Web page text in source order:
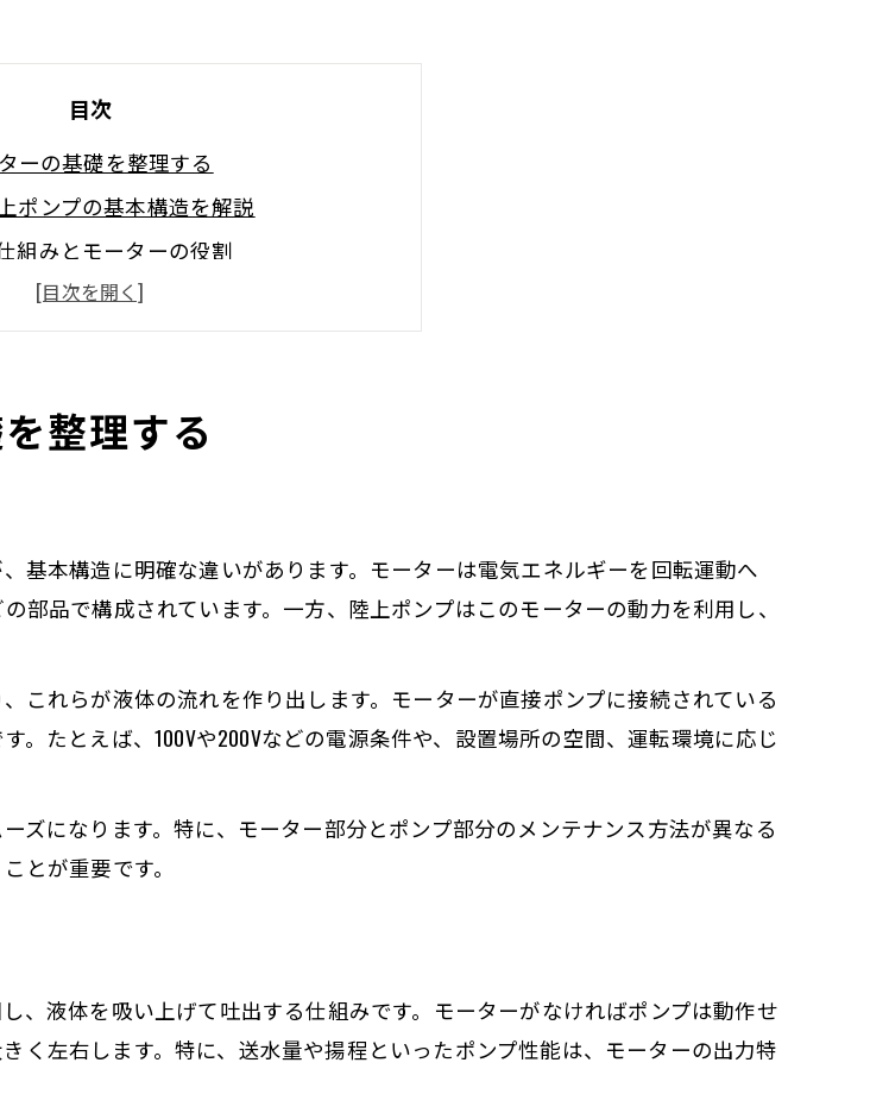
目次
ーの基礎を整理する
ポンプの基本構造を解説
組みとモーターの役割
プの違いを分かりやすく整理
何か基礎から理解する
ンプの選ぶコツ
した陸上ポンプの選び方
の電源条件と選定基準
ぶ陸上ポンプとモーター
るポンプとモーターの使い分け
違いを徹底比較
プの役割の違いを具体解説
プの構造上の違いを知る
ーターポンプ200Vの特徴比較
ポンプのデメリット
ーター運用時の注意点
メリットと対策方法
整理する
基本構造に明確な違いがあります。モーターは電気エネルギーを回転運動へ
品で構成されています。一方、陸上ポンプはこのモーターの動力を利用し、
これらが液体の流れを作り出します。モーターが直接ポンプに接続されている
たとえば、100Vや200Vなどの電源条件や、設置場所の空間、運転環境に応じ
ズになります。特に、モーター部分とポンプ部分のメンテナンス方法が異なる
とが重要です。
、液体を吸い上げて吐出する仕組みです。モーターがなければポンプは動作せ
く左右します。特に、送水量や揚程といったポンプ性能は、モーターの出力特